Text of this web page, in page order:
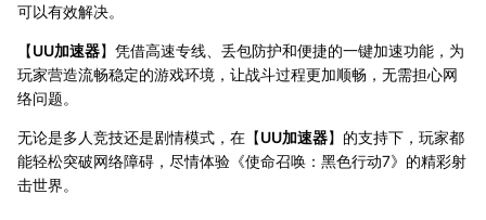
可以有效解决。
【UU加速器】凭借高速专线、丢包防护和便捷的一键加速功能，为
玩家营造流畅稳定的游戏环境，让战斗过程更加顺畅，无需担心网
络问题。
无论是多人竞技还是剧情模式，在【UU加速器】的支持下，玩家都
能轻松突破网络障碍，尽情体验《使命召唤：黑色行动7》的精彩射
击世界。